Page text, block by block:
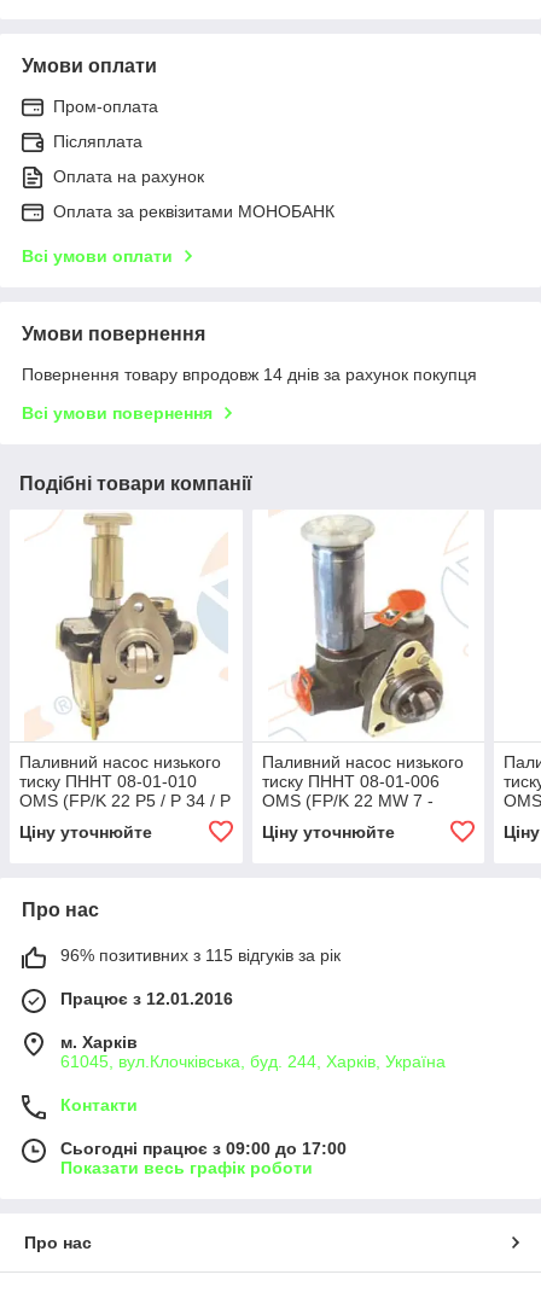
Умови оплати
Пром-оплата
Післяплата
Оплата на рахунок
Оплата за реквізитами МОНОБАНК
Всі умови оплати
Умови повернення
Повернення товару впродовж 14 днів за рахунок покупця
Всі умови повернення
Подібні товари компанії
Паливний насос низького
тиску ПННТ 08-01-010
OMS (FP/K 22 P5 / P 34 / P
0440008032, 0440008046,
Ціну уточнюйте
Паливний насос низького
тиску ПННТ 08-01-006
OMS (FP/K 22 MW 7 -
(0440017999,
Ціну уточнюйте
Про нас
96% позитивних з 115 відгуків за рік
Працює з 12.01.2016
м. Харків
61045, вул.Клочківська, буд. 244, Харків, Україна
Контакти
Сьогодні працює з 09:00 до 17:00
Показати весь графік роботи
Про нас